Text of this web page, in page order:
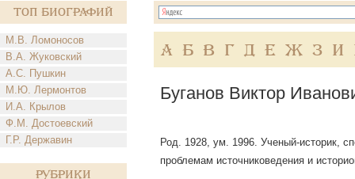
Топ Биографий
М.В. Ломоносов
В.А. Жуковский
А.С. Пушкин
М.Ю. Лермонтов
И.А. Крылов
Ф.М. Достоевский
Г.Р. Державин
Рубрики
А Б В Г Д Е Ж З И
Буганов Виктор
Род. 1928, ум. 1996. Ученый-историк,
проблемам источниковедения и